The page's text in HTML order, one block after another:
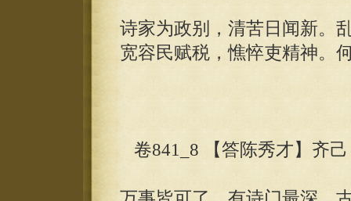
诗家为政别，清苦日闻新。
宽容民赋税，憔悴吏精神。
卷841_8 【答陈秀才】齐己